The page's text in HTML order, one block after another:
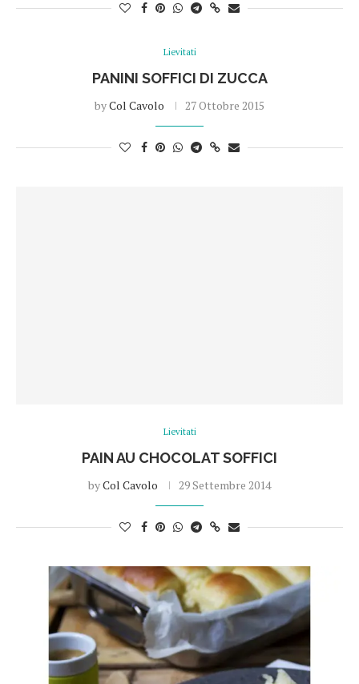
Lievitati
PANINI SOFFICI DI ZUCCA
byCol Cavolo 27 Ottobre 2015
Lievitati
PAIN AU CHOCOLAT SOFFICI
byCol Cavolo 29 Settembre 2014